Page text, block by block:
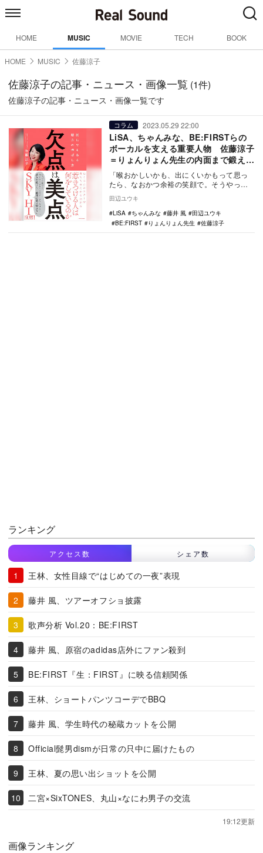
HOME MUSIC MOVIE TECH BOOK
HOME MUSIC 佐藤涼子
佐藤涼子の記事・ニュース・画像一覧 (1件)
佐藤涼子の記事・ニュース・画像一覧です
コラム 2023.05.29 22:00
LiSA、ちゃんみな、BE:FIRSTらの
ボーカルを支える重要人物 佐藤涼子
＝りょんりょん先生の内面まで鍛え上
げるボイトレ術
「喉おかしいかも、出にくいかもって思っ
たら、なおかつ余裕の笑顔で。そうやって
た顔を絶対にお…
田辺ユウキ
LiSA
ちゃんみな 藤井 風
田辺ユウキ
BE:FIRST
りょんりょん先生 佐藤涼子
ランキング
アクセス数 シェア数
王林、女性目線で“はじめての一夜”表現
藤井 風、ツアーオフショ披露
歌声分析 Vol.20：BE:FIRST
藤井 風、原宿のadidas店外にファン殺到
BE:FIRST『生：FIRST』に映る信頼関係
王林、ショートパンツコーデでBBQ
藤井 風、学生時代の秘蔵カットを公開
Official髭男dismが日常の只中に届けたもの
王林、夏の思い出ショットを公開
二宮×SixTONES、丸山×なにわ男子の交流
19:12更新
画像ランキング